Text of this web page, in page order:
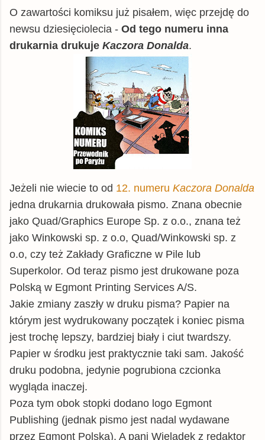
O zawartości komiksu już pisałem, więc przejdę do
newsu dziesięciolecia - Od tego numeru inna
drukarnia drukuje Kaczora Donalda.
Jeżeli nie wiecie to od 12. numeru Kaczora Donalda
jedna drukarnia drukowała pismo. Znana obecnie
jako Quad/Graphics Europe Sp. z o.o., znana też
jako Winkowski sp. z o.o, Quad/Winkowski sp. z
o.o, czy też Zakłady Graficzne w Pile lub
Superkolor. Od teraz pismo jest drukowane poza
Polską w Egmont Printing Services A/S.
Jakie zmiany zaszły w druku pisma? Papier na
którym jest wydrukowany początek i koniec pisma
jest trochę lepszy, bardziej biały i ciut twardszy.
Papier w środku jest praktycznie taki sam. Jakość
druku podobna, jedynie pogrubiona czcionka
wygląda inaczej.
Poza tym obok stopki dodano logo Egmont
Publishing (jednak pismo jest nadal wydawane
przez Egmont Polska). A pani Wielądek z redaktor